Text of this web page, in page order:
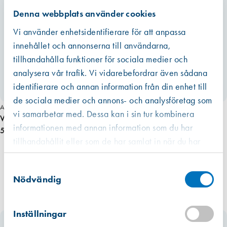
Denna webbplats använder cookies
Vi använder enhetsidentifierare för att anpassa
innehållet och annonserna till användarna,
tillhandahålla funktioner för sociala medier och
analysera vår trafik. Vi vidarebefordrar även sådana
identifierare och annan information från din enhet till
de sociala medier och annons- och analysföretag som
vi samarbetar med. Dessa kan i sin tur kombinera
informationen med annan information som du har
tillhandahållit eller som de har samlat in när du har
använt deras tjänster.
Nödvändig
Inställningar
Läs mer
Art. nr 2094
Vädringsbeslag 66/55 endast arm, vit
57,00 kr
Finns i lager (60 st)
Finns i lager (4 st)
Hitta hit